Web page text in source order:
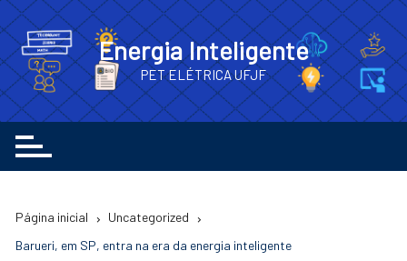
para
o
conteúdo
Energia Inteligente
PET ELÉTRICA UFJF
Página inicial
Uncategorized
Barueri, em SP, entra na era da energia inteligente